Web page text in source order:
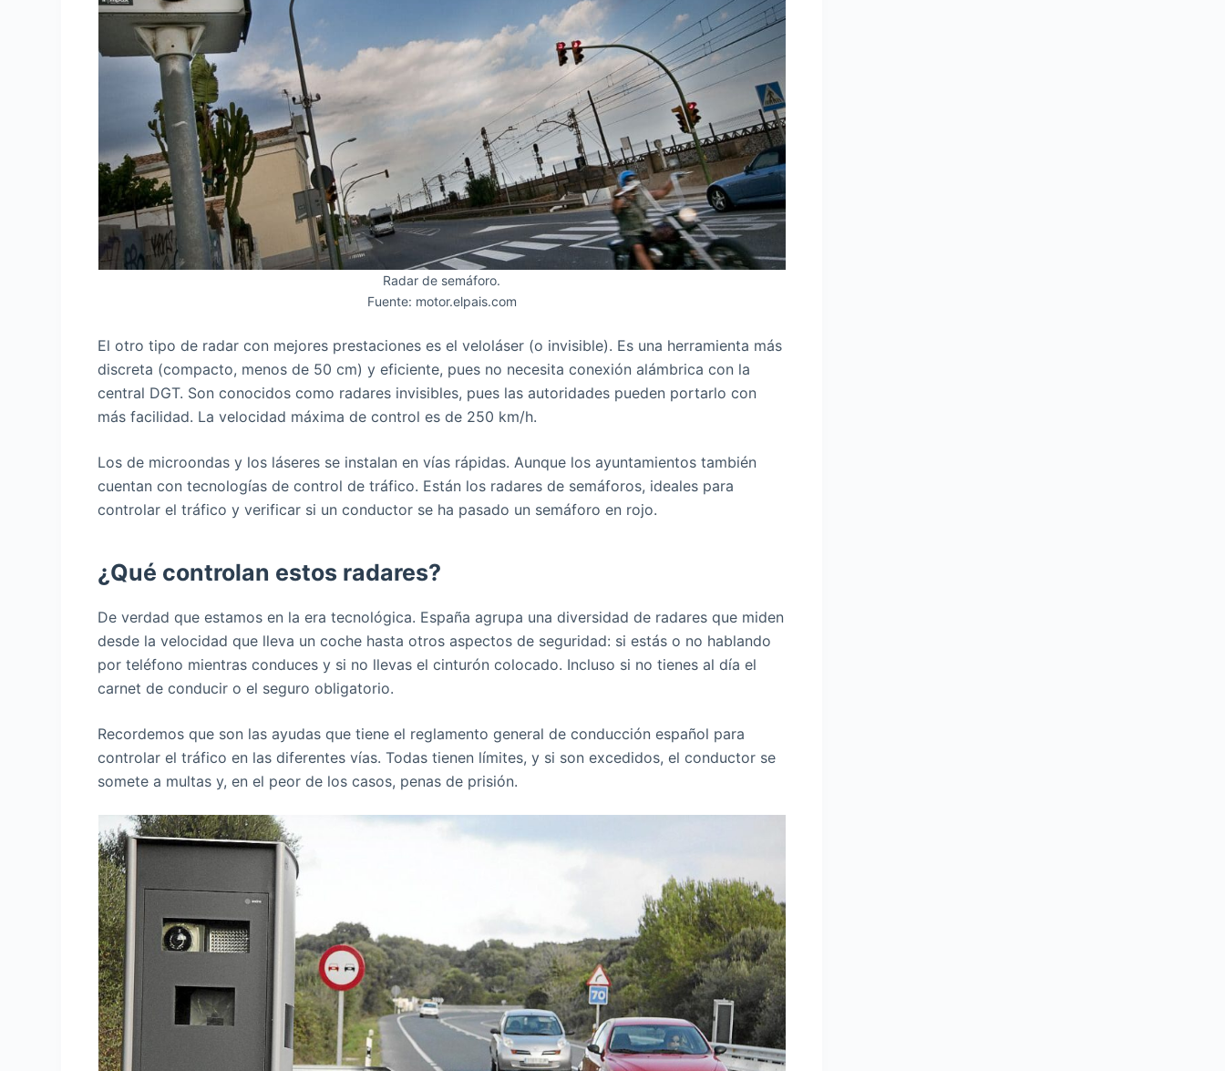
Radar de semáforo.
Fuente: motor.elpais.com
El otro tipo de radar con mejores prestaciones es el veloláser (o invisible). Es una herramienta más
discreta (compacto, menos de 50 cm) y eficiente, pues no necesita conexión alámbrica con la
central DGT. Son conocidos como radares invisibles, pues las autoridades pueden portarlo con
más facilidad. La velocidad máxima de control es de 250 km/h.
Los de microondas y los láseres se instalan en vías rápidas. Aunque los ayuntamientos también
cuentan con tecnologías de control de tráfico. Están los radares de semáforos, ideales para
controlar el tráfico y verificar si un conductor se ha pasado un semáforo en rojo.
¿Qué controlan estos radares?
De verdad que estamos en la era tecnológica. España agrupa una diversidad de radares que miden
desde la velocidad que lleva un coche hasta otros aspectos de seguridad: si estás o no hablando
por teléfono mientras conduces y si no llevas el cinturón colocado. Incluso si no tienes al día el
carnet de conducir o el seguro obligatorio.
Recordemos que son las ayudas que tiene el reglamento general de conducción español para
controlar el tráfico en las diferentes vías. Todas tienen límites, y si son excedidos, el conductor se
somete a multas y, en el peor de los casos, penas de prisión.